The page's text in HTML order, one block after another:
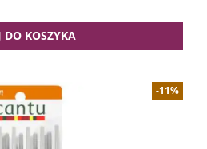
DO KOSZYKA
-11%